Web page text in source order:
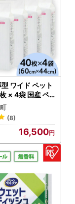
ワイド ペット
× 4袋 国産 ペ
343
(8)
16,500